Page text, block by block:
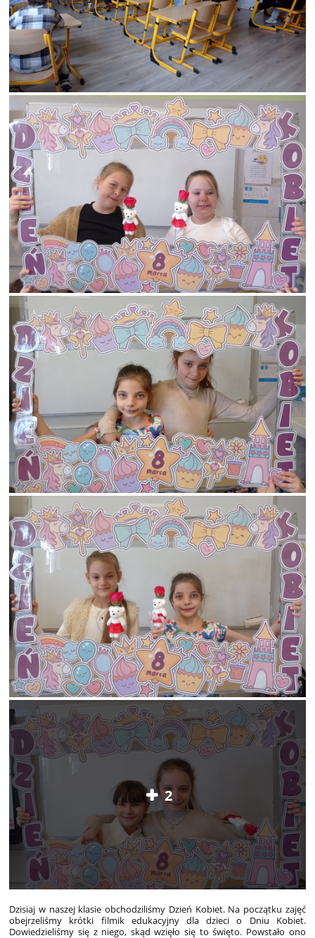
2
Dzisiaj w naszej klasie obchodziliśmy Dzień Kobiet. Na początku zajęć
obejrzeliśmy krótki filmik edukacyjny dla dzieci o Dniu Kobiet.
Dowiedzieliśmy się z niego, skąd wzięło się to święto. Powstało ono